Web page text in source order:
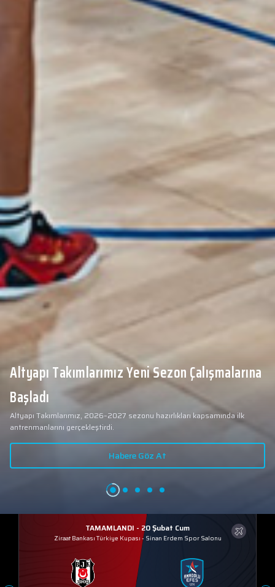
Altyapı Takımlarımız Yeni Sezon Çalışmalarına
Başladı
Altyapı Takımlarımız, 2026–2027 sezonu hazırlıkları kapsamında ilk
antrenmanlarını gerçekleştirdi.
Habere Göz At
TAMAMLANDI - 20 Şubat Cum
Ziraat Bankası Türkiye Kupası - Sinan Erdem Spor Salonu